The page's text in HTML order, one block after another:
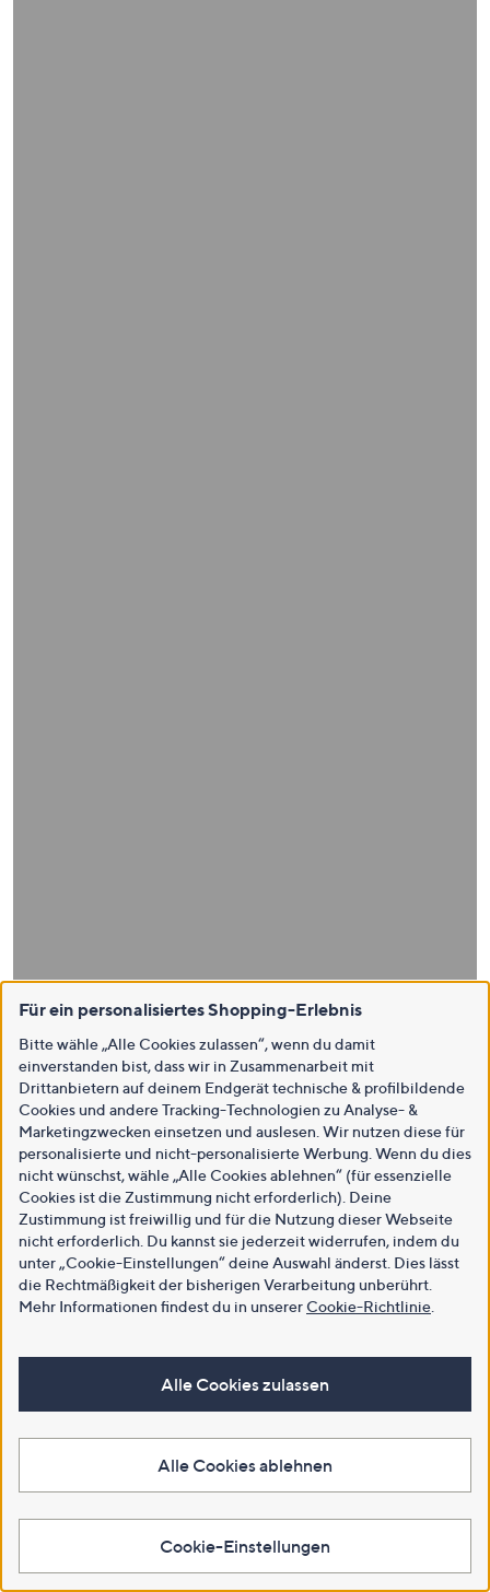
Für ein personalisiertes Shopping-Erlebnis
Bitte wähle „Alle Cookies zulassen“, wenn du damit
einverstanden bist, dass wir in Zusammenarbeit mit
Drittanbietern auf deinem Endgerät technische & profilbildende
Cookies und andere Tracking-Technologien zu Analyse- &
Marketingzwecken einsetzen und auslesen. Wir nutzen diese für
personalisierte und nicht-personalisierte Werbung. Wenn du dies
nicht wünschst, wähle „Alle Cookies ablehnen“ (für essenzielle
Cookies ist die Zustimmung nicht erforderlich). Deine
Zustimmung ist freiwillig und für die Nutzung dieser Webseite
nicht erforderlich. Du kannst sie jederzeit widerrufen, indem du
unter „Cookie-Einstellungen“ deine Auswahl änderst. Dies lässt
die Rechtmäßigkeit der bisherigen Verarbeitung unberührt.
Mehr Informationen findest du in unsererCookie-Richtlinie
Alle Cookies zulassen
Alle Cookies ablehnen
Cookie-Einstellungen